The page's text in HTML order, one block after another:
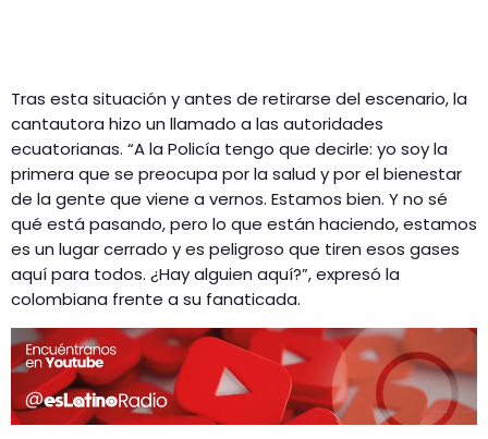
Tras esta situación y antes de retirarse del escenario, la
cantautora hizo un llamado a las autoridades
ecuatorianas. “A la Policía tengo que decirle: yo soy la
primera que se preocupa por la salud y por el bienestar
de la gente que viene a vernos. Estamos bien. Y no sé
qué está pasando, pero lo que están haciendo, estamos
es un lugar cerrado y es peligroso que tiren esos gases
aquí para todos. ¿Hay alguien aquí?”, expresó la
colombiana frente a su fanaticada.